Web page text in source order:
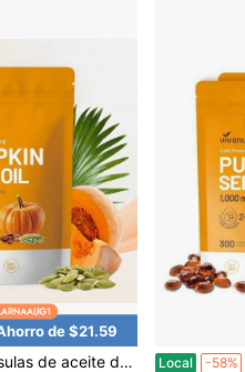
de $21.59
con saw palmetto | Prensado en frío, aceite virgen puro, ácidos grasos esenciales y fitoesteroles | 300 cápsulas blandas. Favorece el cabello y la vejiga. Local -58%